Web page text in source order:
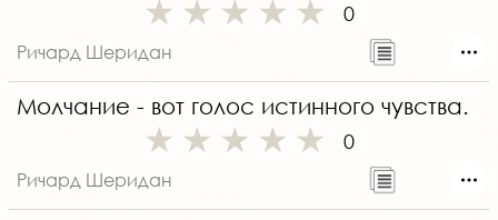
0
Ричард Шеридан
Молчание - вот голос истинного чувства.
0
Ричард Шеридан